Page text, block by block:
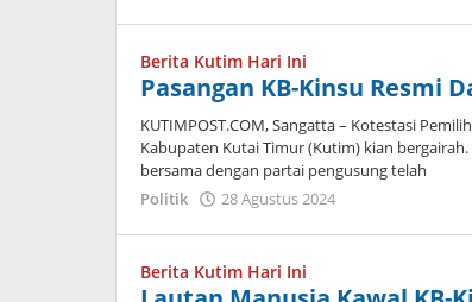
Berita Kutim Hari Ini
Pasangan KB-Kinsu Resmi
KUTIMPOST.COM, Sangatta – Kotestasi
Kabupaten Kutai Timur (Kutim) kian
bersama dengan partai pengusung telah
Politik
28 Agustus 2024
Berita Kutim Hari Ini